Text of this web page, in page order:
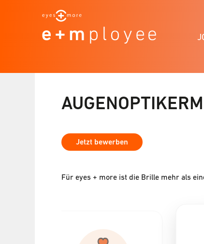
Jetzt bewerben
Für eyes + more ist die Brille mehr als